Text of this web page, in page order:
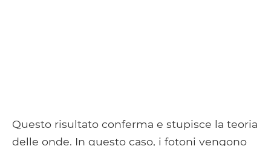
Questo risultato conferma e stupisce la teoria
delle onde. In questo caso, i fotoni vengono